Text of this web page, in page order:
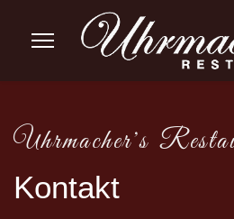
Uhrmacher's
Kontakt